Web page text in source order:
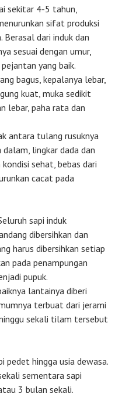
sekitar 4-5 tahun,
sifat produksi
Berasal dari induk dan
sesuai dengan umur,
yang baik.
bagus, kepalanya lebar,
kuat, muka sedikit
lebar, paha rata dan
antara tulang rusuknya
dalam, lingkar dada dan
sehat, bebas dari
cacat pada
sapi induk
dibersihkan dan
harus dibersihkan setiap
pada penampungan
pupuk.
lantainya diberi
terbuat dari jerami
sekali tilam tersebut
pedet hingga usia dewasa.
sementara sapi
3 bulan sekali.